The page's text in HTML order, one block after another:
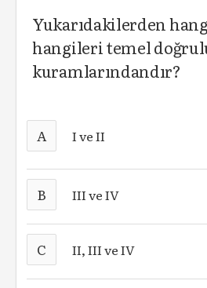
Yukarıdakilerden
hangileri temel
kuramlarındandır?
A I ve II
B III ve IV
C II, III ve IV